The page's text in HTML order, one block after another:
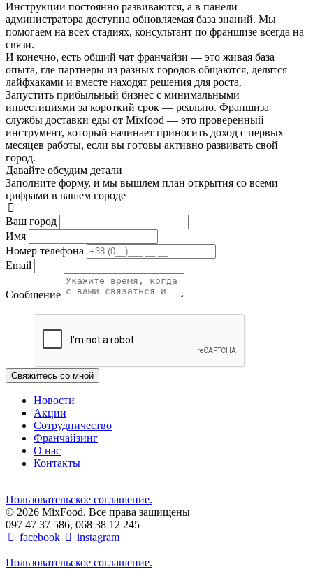
Инструкции постоянно развиваются, а в панели
администратора доступна обновляемая база знаний. Мы
помогаем на всех стадиях, консультант по франшизе всегда на
связи.
И конечно, есть общий чат франчайзи — это живая база
опыта, где партнеры из разных городов общаются, делятся
лайфхаками и вместе находят решения для роста.
Запустить прибыльный бизнес с минимальными
инвестициями за короткий срок — реально. Франшиза
службы доставки еды от Mixfood — это проверенный
инструмент, который начинает приносить доход с первых
месяцев работы, если вы готовы активно развивать свой
город.
Давайте обсудим детали
Заполните форму, и мы вышлем план открытия со всеми
цифрами в вашем городе
Ваш город
Имя
Номер телефона
Email
Сообщение
Свяжитесь со мной
Новости
Акции
Сотрудничество
Франчайзинг
О нас
Контакты
Пользовательское соглашение.
© 2026 MixFood. Все права защищены
097 47 37 586, 068 38 12 245
facebook
instagram
Пользовательское соглашение.